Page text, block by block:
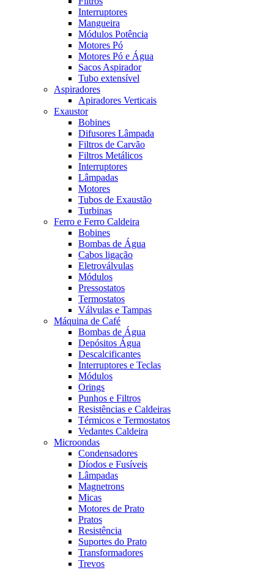
Interruptores
Mangueira
Módulos Potência
Motores Pó
Motores Pó e Água
Sacos Aspirador
Tubo extensível
Aspiradores
Apiradores Verticais
Exaustor
Bobines
Difusores Lâmpada
Filtros de Carvão
Filtros Metálicos
Interruptores
Lâmpadas
Motores
Tubos de Exaustão
Turbinas
Ferro e Ferro Caldeira
Bobines
Bombas de Água
Cabos ligação
Eletroválvulas
Módulos
Pressostatos
Termostatos
Válvulas e Tampas
Máquina de Café
Bombas de Água
Depósitos Água
Descalcificantes
Interruptores e Teclas
Módulos
Orings
Punhos e Filtros
Resistências e Caldeiras
Térmicos e Termostatos
Vedantes Caldeira
Microondas
Condensadores
Díodos e Fusíveis
Lâmpadas
Magnetrons
Micas
Motores de Prato
Pratos
Resistência
Suportes do Prato
Transformadores
Trevos